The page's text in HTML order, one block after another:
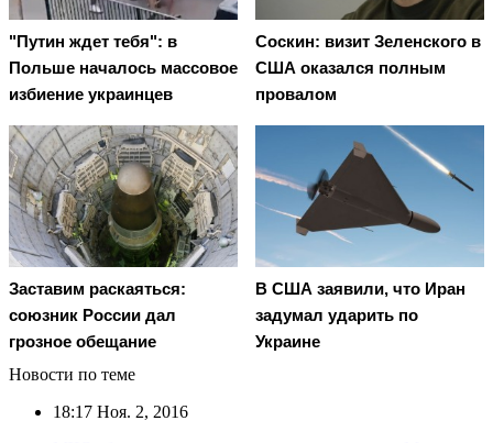
"Путин ждет тебя": в
Польше началось массовое
избиение украинцев
Соскин: визит Зеленского в
США оказался полным
провалом
Заставим раскаяться:
союзник России дал
грозное обещание
В США заявили, что Иран
задумал ударить по
Украине
Новости по теме
18:17 Ноя. 2, 2016